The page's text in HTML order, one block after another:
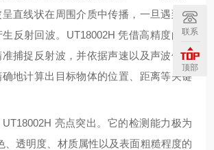
直线状在周围介质中传播，一旦遇到目
反射回波。UT18002H 凭借高精度的接
捕捉反射波，并依据声速以及声波传播
地计算出目标物体的位置、距离等关键
亮点突出。它的检测能力极为
、透明度、材质属性以及表面粗糙程度的
联系
顶部